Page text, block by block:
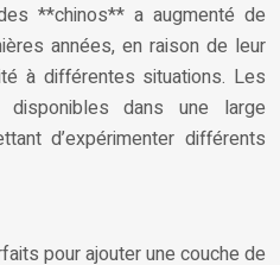
**chinos** a augmenté de
années, en raison de leur
à différentes situations. Les
dans une large
d’expérimenter différents
pour ajouter une couche de